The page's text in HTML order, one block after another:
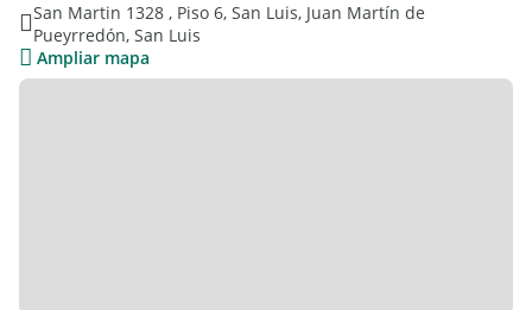
San Martin 1328 , Piso 6, San Luis, Juan Martín de
Pueyrredón, San Luis
Ampliar mapa